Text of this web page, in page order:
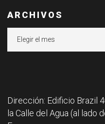
ARCHIVOS
Dirección: Edificio Brazil
la Calle del Agua (al lado